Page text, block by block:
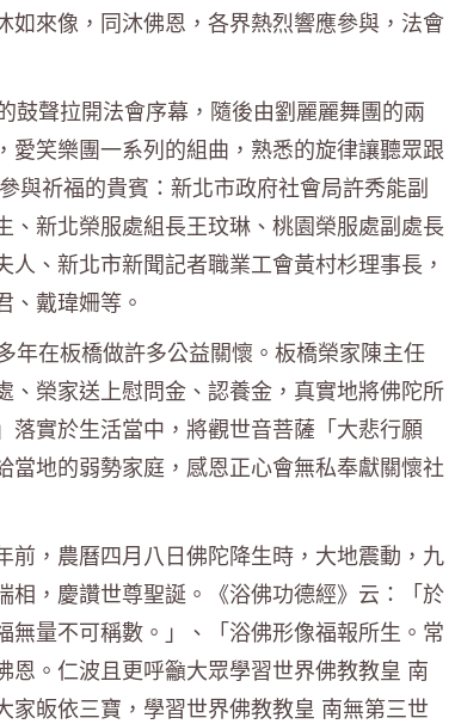
來像，同沐佛恩，各界熱烈響應參與，法會
鼓聲拉開法會序幕，隨後由劉麗麗舞團的兩
笑樂團一系列的組曲，熟悉的旋律讓聽眾跟
與祈福的貴賓：新北市政府社會局許秀能副
新北榮服處組長王玟琳、桃園榮服處副處長
、新北市新聞記者職業工會黃村杉理事長，
、戴瑋姍等。
年在板橋做許多公益關懷。板橋榮家陳主任
榮家送上慰問金、認養金，真實地將佛陀所
實於生活當中，將觀世音菩薩「大悲行願
地的弱勢家庭，感恩正心會無私奉獻關懷社
，農曆四月八日佛陀降生時，大地震動，九
，慶讚世尊聖誕。《浴佛功德經》云：「於
量不可稱數。」、「浴佛形像福報所生。常
。仁波且更呼籲大眾學習世界佛教教皇 南
皈依三寶，學習世界佛教教皇 南無第三世